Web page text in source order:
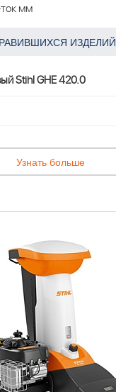
мм
ИЗДЕЛИЙ
Stihl GHE 420.0
Узнать больше